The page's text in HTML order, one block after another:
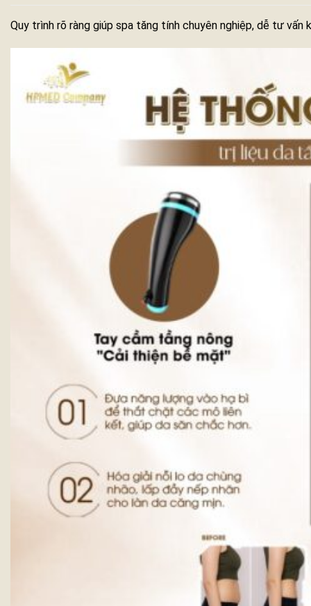
Quy trình rõ ràng giúp spa tăng tính chuyên nghiệp, dễ tư vấn